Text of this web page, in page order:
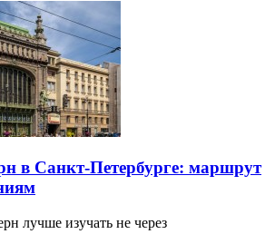
в Санкт-Петербурге: маршрут
лучше изучать не через